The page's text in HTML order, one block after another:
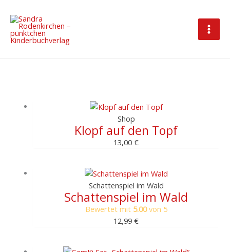
Inhalt
springen
Shop
Klopf auf den Topf
13,00€
Schattenspiel im Wald
Schattenspiel im Wald
Bewertet mit 5.00von 5
12,99€